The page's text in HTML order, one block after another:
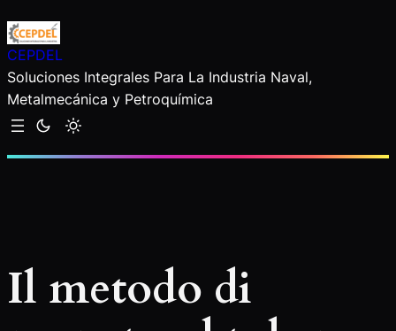
Saltar
al
contenido
CEPDEL
Soluciones Integrales Para La Industria Naval,
Metalmecánica y Petroquímica
Il metodo di